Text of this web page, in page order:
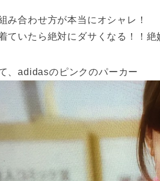
み合わせ方が本当にオシャレ！
ていたら絶対にダサくなる！！絶
、adidasのピンクのパーカー